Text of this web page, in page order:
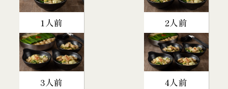
1人前 2人前
3人前 4人前